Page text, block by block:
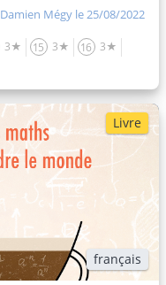
Damien Mégy le 25/08/2022
3★ 15 3★ 16
3★
Livre
français